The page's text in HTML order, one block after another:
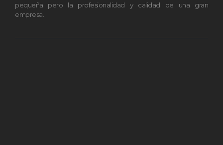
pequeña pero la profesionalidad y calidad de una gran
empresa.